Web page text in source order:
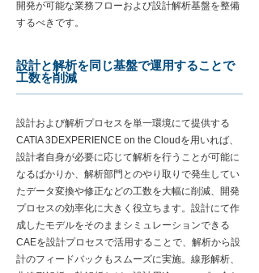
開発が可能な業務フローおよび設計解析基盤を整備
するべきです。
設計と解析を同じ基盤で運用することで
工数を削減
設計および解析プロセスを単一環境にて提供する
CATIA 3DEXPERIENCE on the Cloudを用いれば、
設計者自身が必要に応じて解析を行うことが可能に
なるばかりか、解析部門とのやり取りで発生してい
たデータ変換や修正などの工数を大幅に削減、開発
プロセスの効率化に大きく役立ちます。設計にて作
成したモデルをそのままシミュレーションできる
CAEを設計プロセスで活用することで、解析から設
計のフィードバックもスムーズに実施。線形解析、